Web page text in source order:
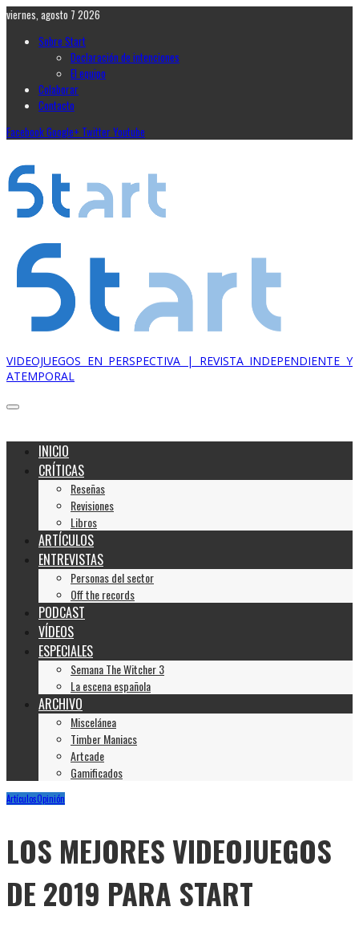
viernes, agosto 7 2026
Sobre Start
Declaración de intenciones
El equipo
Colaborar
Contacto
FacebookGoogle+ TwitterYoutube
VIDEOJUEGOS EN PERSPECTIVA | REVISTA INDEPENDIENTE Y
ATEMPORAL
INICIO
CRÍTICAS
Reseñas
Revisiones
Libros
ARTÍCULOS
ENTREVISTAS
Personas del sector
Off the records
PODCAST
VÍDEOS
ESPECIALES
Semana The Witcher 3
La escena española
ARCHIVO
Miscelánea
Timber Maniacs
Artcade
Gamificados
ArtículosOpinión
LOS MEJORES VIDEOJUEGOS
DE 2019 PARA START